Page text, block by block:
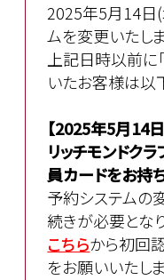
2025年5月14日
ムを変更いたし
上記日時以前に
いたお客様は以
【2025年5月14
リッチモンドク
員カードをお持
予約システムの
続きが必要となり
こちらから初回
をお願いいたしま